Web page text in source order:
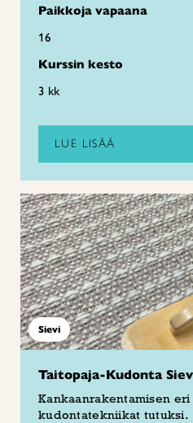
Paikkoja vapaana
16
Kurssin kesto
3 kk
LUE LISÄÄ
Sievi
Taitopaja-Kudonta
Kankaanrakentamisen
kudontatekniikat tutuksi.